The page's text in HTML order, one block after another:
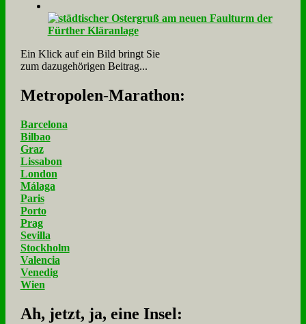
Ein Klick auf ein Bild bringt Sie
zum dazugehörigen Beitrag...
Me­tro­po­len-Ma­ra­thon:
Barcelona
Bilbao
Graz
Lissabon
London
Málaga
Paris
Porto
Prag
Sevilla
Stockholm
Valencia
Venedig
Wien
Ah, jetzt, ja, ei­ne In­sel: